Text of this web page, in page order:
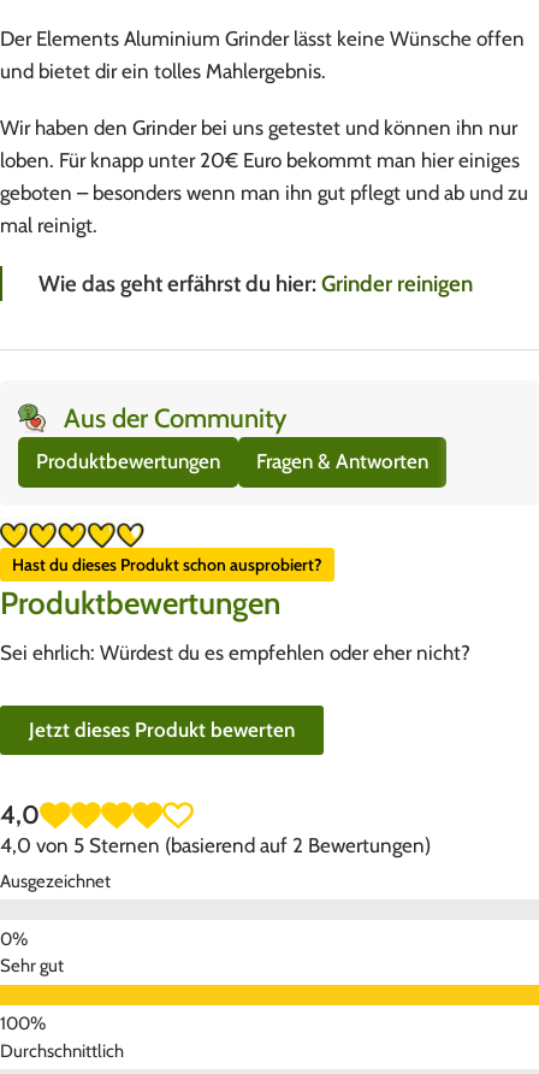
Der Elements Aluminium Grinder lässt keine Wünsche offen
und bietet dir ein tolles Mahlergebnis.
Wir haben den Grinder bei uns getestet und können ihn nur
loben. Für knapp unter 20€ Euro bekommt man hier einiges
geboten – besonders wenn man ihn gut pflegt und ab und zu
mal reinigt.
Wie das geht erfährst du hier:Grinder reinigen
Aus der Community
Produktbewertungen Fragen & Antworten
Hast du dieses Produkt schon ausprobiert?
Produktbewertungen
Sei ehrlich: Würdest du es empfehlen oder eher nicht?
Jetzt dieses Produkt bewerten
4,0
4,0 von 5 Sternen (basierend auf 2 Bewertungen)
Ausgezeichnet
Sehr gut
Durchschnittlich